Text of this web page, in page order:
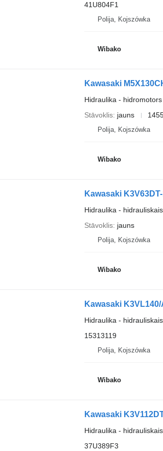
41U804F1
Polija, Kojszówka
Wibako
Kawasaki
Hidraulika - hidromotors
Stāvoklis jauns
Polija, Kojszówka
Wibako
Kawasaki
Hidraulika -
Stāvoklis jauns
Polija, Kojszówka
Wibako
Kawasaki
Hidraulika -
15313119
Polija, Kojszówka
Wibako
Kawasaki
Hidraulika -
37U389F3